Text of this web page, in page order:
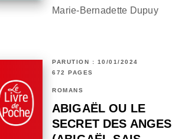
Marie-Bernadette Dupuy
PARUTION : 10/01/2024
672 PAGES
ROMANS
ABIGAËL OU LE
SECRET DES ANGES